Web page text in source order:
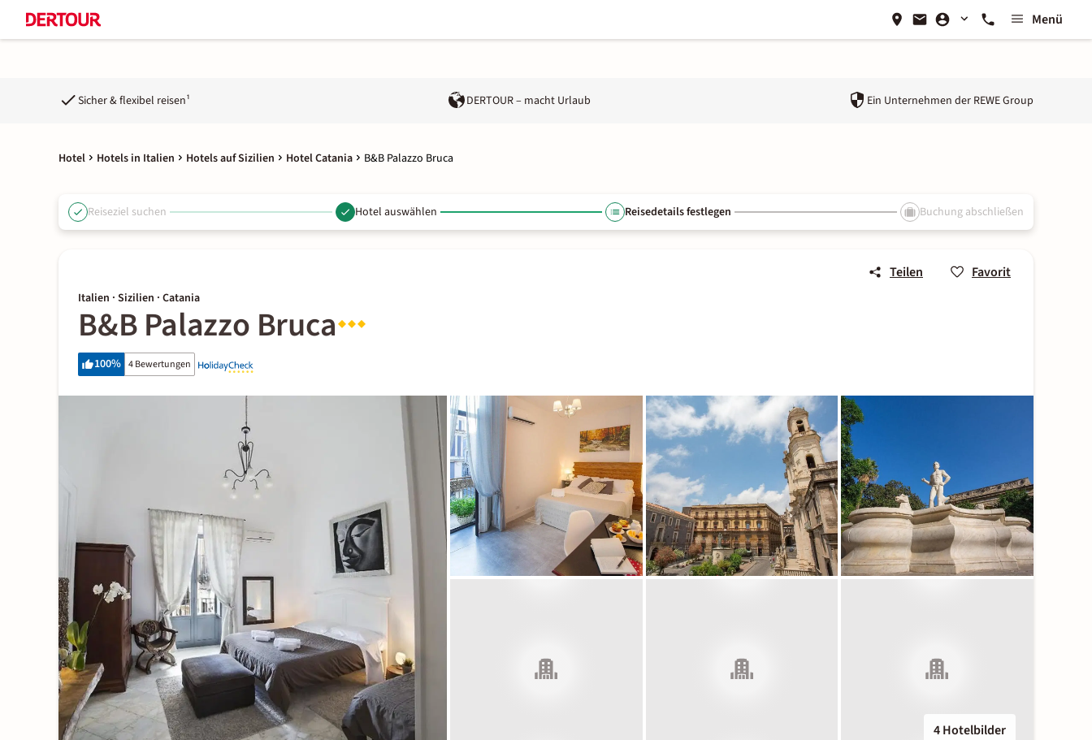
Menü
Sicher & flexibel reisen¹ DERTOUR – macht Urlaub Ein Unternehmen der REWE Group
Hotel Hotels in Italien Hotels auf Sizilien Hotel Catania B&B Palazzo Bruca
Reiseziel suchen Hotel auswählen Reisedetails festlegen Buchung abschließen
Teilen Favorit
Italien · Sizilien · Catania
B&B Palazzo Bruca
100% 4 Bewertungen
4 Hotelbilder